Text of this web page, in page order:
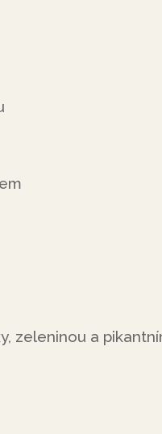
zeleninou a